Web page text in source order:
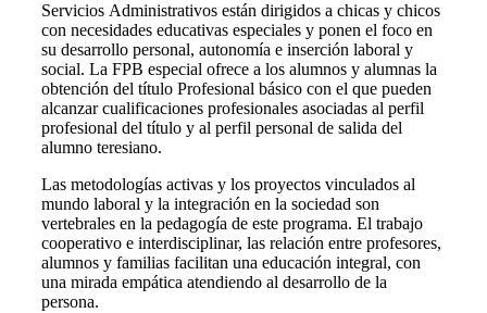
Servicios Administrativos están dirigidos a chicas y chicos
con necesidades educativas especiales y ponen el foco en
su desarrollo personal, autonomía e inserción laboral y
social. La FPB especial ofrece a los alumnos y alumnas la
obtención del título Profesional básico con el que pueden
alcanzar cualificaciones profesionales asociadas al perfil
profesional del título y al perfil personal de salida del
alumno teresiano.
Las metodologías activas y los proyectos vinculados al
mundo laboral y la integración en la sociedad son
vertebrales en la pedagogía de este programa. El trabajo
cooperativo e interdisciplinar, las relación entre profesores,
alumnos y familias facilitan una educación integral, con
una mirada empática atendiendo al desarrollo de la
persona.